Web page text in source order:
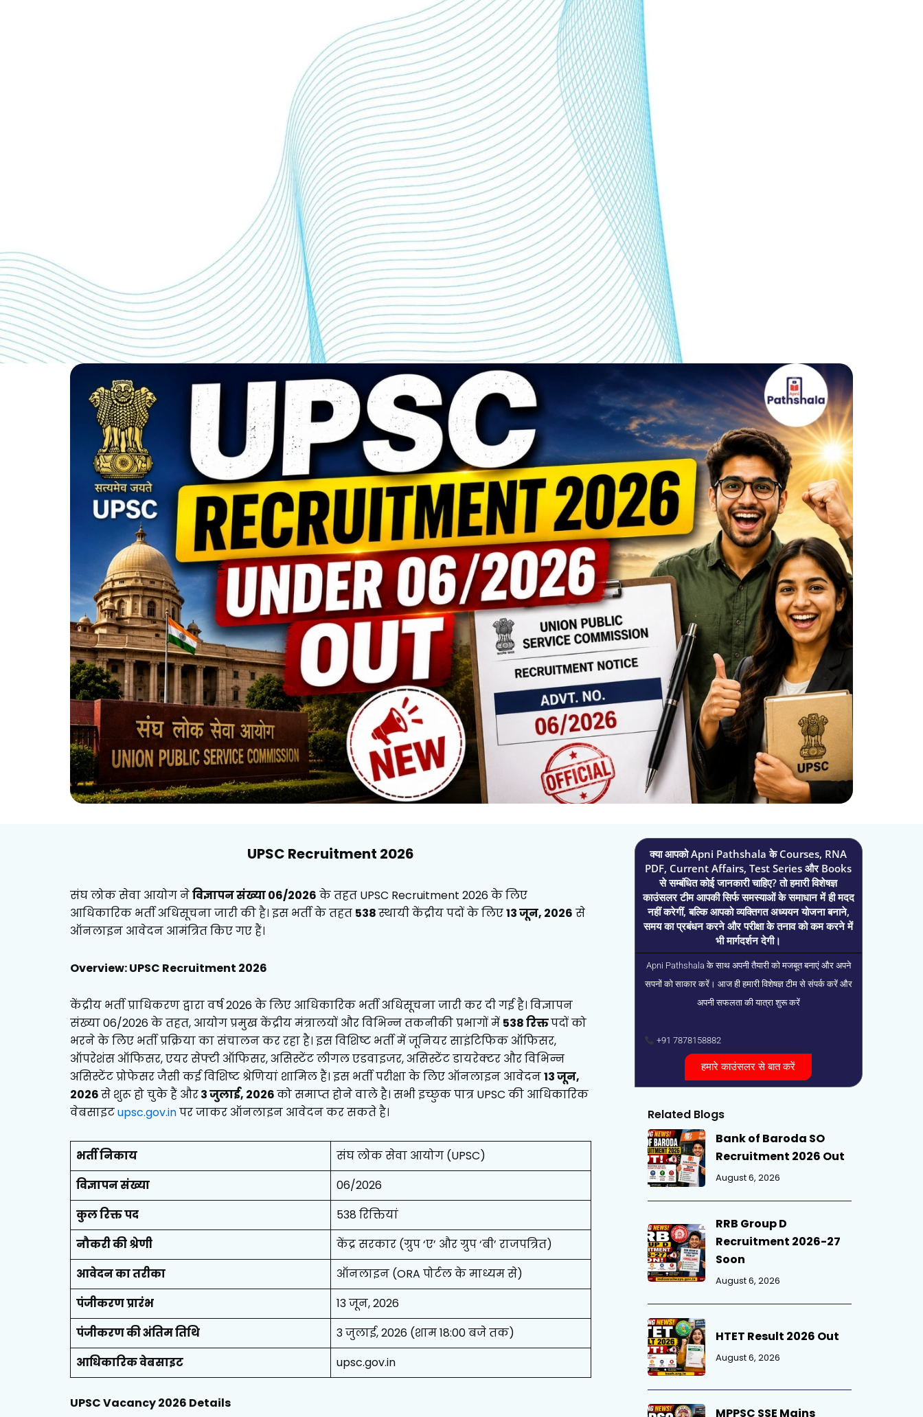
UPSC Recruitment 2026
संघ लोक सेवा आयोग नेविज्ञापन संख्या 06/2026 के तहत UPSC Recruitment 2026 के लिए
आधिकारिक भर्ती अधिसूचना जारी की है। इस भर्ती के तहत 538स्थायी केंद्रीय पदों के लिए13 जून, 2026 से
ऑनलाइन आवेदन आमंत्रित किए गए हैं।
Overview: UPSC Recruitment 2026
केंद्रीय भर्ती प्राधिकरण द्वारा वर्ष 2026 के लिए आधिकारिक भर्ती अधिसूचना जारी कर दी गई है। विज्ञापन
संख्या 06/2026 के तहत, आयोग प्रमुख केंद्रीय मंत्रालयों और विभिन्न तकनीकी प्रभागों में 538 रिक्तपदों को
भरने के लिए भर्ती प्रक्रिया का संचालन कर रहा है। इस विशिष्ट भर्ती में जूनियर साइंटिफिक ऑफिसर,
ऑपरेशंस ऑफिसर, एयर सेफ्टी ऑफिसर, असिस्टेंट लीगल एडवाइजर, असिस्टेंट डायरेक्टर और विभिन्न
असिस्टेंट प्रोफेसर जैसी कई विशिष्ट श्रेणियां शामिल हैं। इस भर्ती परीक्षा के लिए ऑनलाइन आवेदन13 जून,
2026से शुरू हो चुके हैं और3 जुलाई, 2026को समाप्त होने वाले है। सभी इच्छुक पात्र UPSC की आधिकारिक
वेबसाइटupsc.gov.inपर जाकर ऑनलाइन आवेदन कर सकते है।
भर्ती निकाय
संघ लोक सेवा आयोग (UPSC)
विज्ञापन संख्या
06/2026
कुल रिक्त पद
538 रिक्तियां
नौकरी की श्रेणी
केंद्र सरकार (ग्रुप ‘ए’ और ग्रुप ‘बी’ राजपत्रित)
आवेदन का तरीका
ऑनलाइन (ORA पोर्टल के माध्यम से)
पंजीकरण प्रारंभ
13 जून, 2026
पंजीकरण की अंतिम तिथि
3 जुलाई, 2026 (शाम 18:00 बजे तक)
आधिकारिक वेबसाइट
upsc.gov.in
UPSC Vacancy 2026 Details
क्या आपको Apni Pathshala के Courses, RNA
PDF, Current Affairs, Test Series और Books
से सम्बंधित कोई जानकारी चाहिए? तो हमारी विशेषज्ञ
काउंसलर टीम आपकी सिर्फ समस्याओं के समाधान में ही मदद
नहीं करेगीं, बल्कि आपको व्यक्तिगत अध्ययन योजना बनाने,
समय का प्रबंधन करने और परीक्षा के तनाव को कम करने में
भी मार्गदर्शन देगी।
Apni Pathshala के साथ अपनी तैयारी को मजबूत बनाएं और अपने
सपनों को साकार करें। आज ही हमारी विशेषज्ञ टीम से संपर्क करें और
अपनी सफलता की यात्रा शुरू करें
+91 7878158882
हमारे काउंसलर से बात करें
Related Blogs
Bank of Baroda SO
Recruitment 2026 Out
August 6, 2026
RRB Group D
Recruitment 2026-27
Soon
August 6, 2026
HTET Result 2026 Out
August 6, 2026
MPPSC SSE Mains